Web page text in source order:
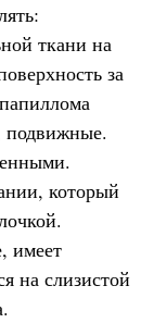
ткани на
за
подвижные.
который
имеет
на слизистой